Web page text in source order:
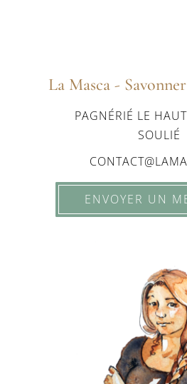
La Masca -
PAGNÉRIÉ LE
SOULIÉ
ENVOYER UN